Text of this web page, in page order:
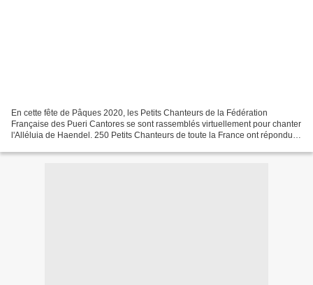
En cette fête de Pâques 2020, les Petits Chanteurs de la Fédération
Française des Pueri Cantores se sont rassemblés virtuellement pour chanter
l'Alléluia de Haendel. 250 Petits Chanteurs de toute la France ont répondu à